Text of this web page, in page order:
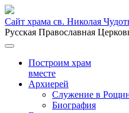
Сайт храма св. Николая
Русская Православная
Построим храм
вместе
Архиерей
Служение в
Биография